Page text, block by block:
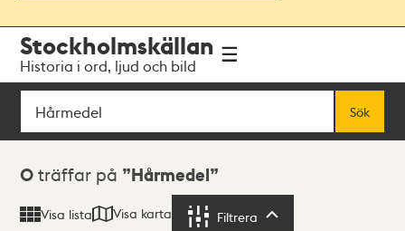
navigationen
huvudinnehållet
Stockholmskällan
Historia i ord, ljud och bild
Sök
Sök
Sökresultat
0 träffar på Hårmedel
Visa lista Visa karta Filtrera